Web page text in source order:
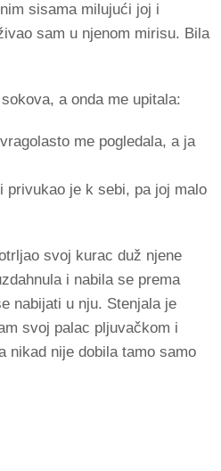
sisama milujući joj i
sam u njenom mirisu. Bila
a onda me upitala:
me pogledala, a ja
privukao je k sebi, pa joj malo
svoj kurac duž njene
i nabila se prema
nabijati u nju. Stenjala je
svoj palac pljuvačkom i
nikad nije dobila tamo samo